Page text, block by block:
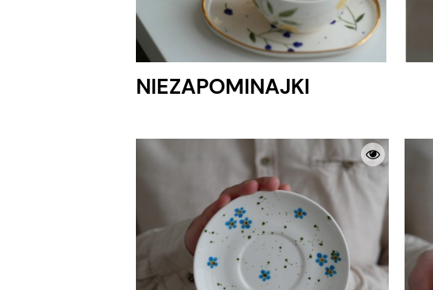
NIEZAPOMINAJKI